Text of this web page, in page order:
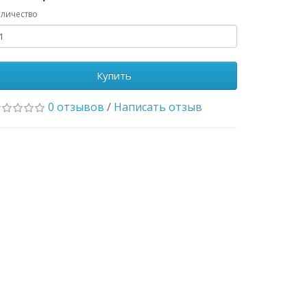
Купить
0 отзывов / Написать отзыв